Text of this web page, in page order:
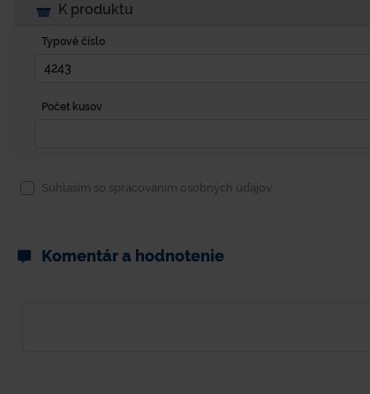
K produktu
Typové číslo
Počet kusov
Súhlasím so spracovaním osobných údajov.
Komentár a hodnotenie